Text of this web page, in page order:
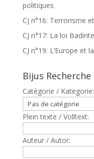
politiques
CJ n°16: Terrorisme
CJ n°17: La loi
CJ n°19: L’Europe et
Bijus Recherche
Catègorie / Kategorie:
Plein texte / Volltext:
Auteur / Autor: